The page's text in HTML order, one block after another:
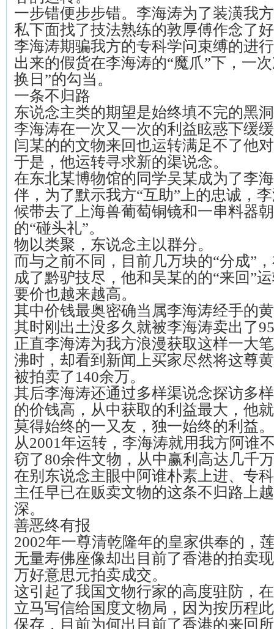
一步错便步步错。李海涛为了装潢我
私下面找了技法熟练的敦厚傅作念了
李海涛期骗我方的专科学问束缚的进
出来的假货在李海涛的“魔爪”下，一
换日”的勾当。
一条不归路
东说念主类的期望是始终填不完的黑
李海涛在一次又一次的利益眩惑下缓
闫某的的文物来回也运转满足不了他
于是，他运转寻求新的渠说念。
在东北某博物馆的同学吴某成为了李
伴，为了默示我方“互助”上的忠诚，
候带去了上海兽葡萄铜镜和一串料器
的“碰头礼”。
物以类聚，东说念主以群分。
而与之前不同，目前几万块的“分成”
成了黔驴技尽，他和吴某的的“来回”
要价也越来越高。
其中价钱最奥密确当属李海涛经手的
其时刚出土没多久就被李海涛卖出了
正直李海涛为我方浪漫获取这样一大
沸时，却看到新闻上买家尽然将这尊
被拍卖了140余万。
其后李海涛还通过多样渠说念探访多
的价钱高，从中获取的利益最大，他
莫得始终的一又友，独一始终的利益。
从2001年运转，李海涛就用我方阿谁
窃了80余件文物，从中赢利高达几千
在别东说念主眼中阿谁朴素上进、专
主任早已在贩卖文物的这条不归路上
深。
善恶终有报
2002年一尊清乾隆年的皇家供奉的，
无量寿佛座像却出目前了香港的拍卖
万好意思元拍卖成交。
这引起了我国文物行家的高度驻防，
立马写信给国度文物局，因为按历程
保存，目前为何出目前了香港的来回